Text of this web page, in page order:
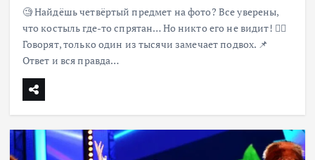
🧐 Найдёшь четвёртый предмет на фото? Все уверены,
что костыль где-то спрятан… Но никто его не видит! 😵‍💫
Говорят, только один из тысячи замечает подвох. 📌
Ответ и вся правда…